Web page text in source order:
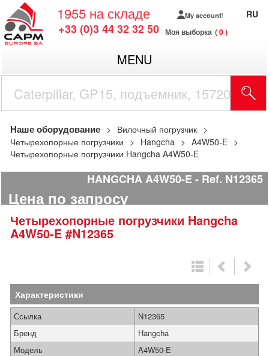
1955 на складе
+33 (0)3 44 32 32 50
My account
Моя выборка 0
RU
MENU
Наше оборудование
Вилочный погрузчик
Четырехопорные погрузчики
Hangcha
A4W50-E
Четырехопорные погрузчики Hangcha A4W50-E
HANGCHA A4W50-E Ref. N12365
Цена по запросу
Четырехопорные погрузчики Hangcha
A4W50-E #N12365
Характеристики
Ссылка
N12365
Бренд
Hangcha
Модель
A4W50-E